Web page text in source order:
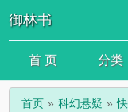
御林书
首 页 分类
首页 科幻悬疑